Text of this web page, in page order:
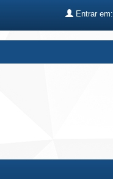
Entrar em: